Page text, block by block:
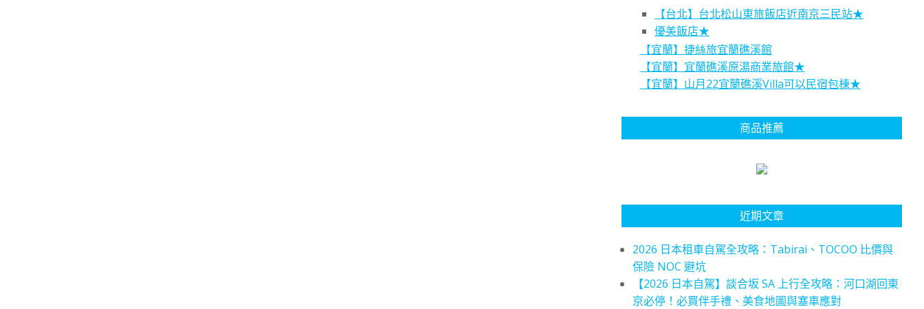
【台北】台北松山東旅飯店近南京三民站★
優美飯店★
【宜蘭】捷絲旅宜蘭礁溪館
【宜蘭】宜蘭礁溪原湯商業旅館★
【宜蘭】山月22宜蘭礁溪Villa可以民宿包棟★
商品推薦
近期文章
2026 日本租車自駕全攻略：Tabirai、TOCOO 比價與
保險 NOC 避坑
【2026 日本自駕】談合坂 SA 上行全攻略：河口湖回東
京必停！必買伴手禮、美食地圖與塞車應對